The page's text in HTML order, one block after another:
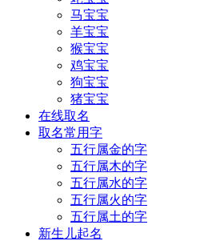
马宝宝
羊宝宝
猴宝宝
鸡宝宝
狗宝宝
猪宝宝
在线取名
取名常用字
五行属金的字
五行属木的字
五行属水的字
五行属火的字
五行属土的字
新生儿起名